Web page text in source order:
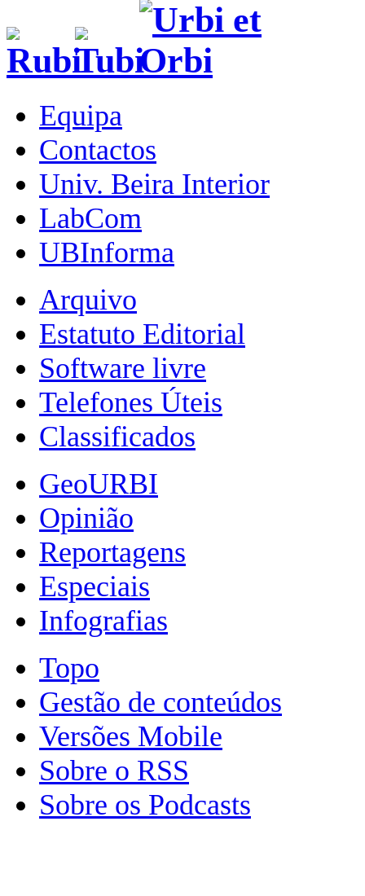
Equipa
Contactos
Univ. Beira Interior
LabCom
UBInforma
Arquivo
Estatuto Editorial
Software livre
Telefones Úteis
Classificados
GeoURBI
Opinião
Reportagens
Especiais
Infografias
Topo
Gestão de conteúdos
Versões Mobile
Sobre o RSS
Sobre os Podcasts